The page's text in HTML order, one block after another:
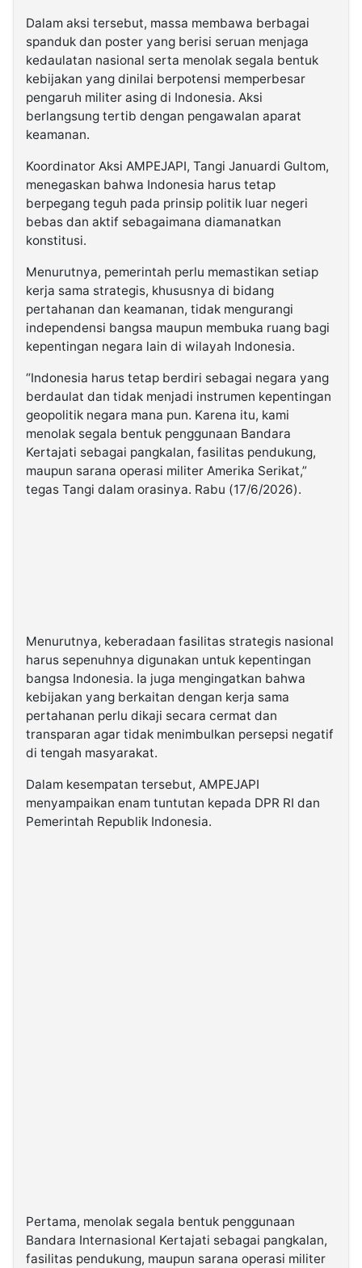
Dalam aksi tersebut, massa membawa berbagai
spanduk dan poster yang berisi seruan menjaga
kedaulatan nasional serta menolak segala bentuk
kebijakan yang dinilai berpotensi memperbesar
pengaruh militer asing di Indonesia. Aksi
berlangsung tertib dengan pengawalan aparat
keamanan.
Koordinator Aksi AMPEJAPI, Tangi Januardi Gultom,
menegaskan bahwa Indonesia harus tetap
berpegang teguh pada prinsip politik luar negeri
bebas dan aktif sebagaimana diamanatkan
konstitusi.
Menurutnya, pemerintah perlu memastikan setiap
kerja sama strategis, khususnya di bidang
pertahanan dan keamanan, tidak mengurangi
independensi bangsa maupun membuka ruang bagi
kepentingan negara lain di wilayah Indonesia.
“Indonesia harus tetap berdiri sebagai negara yang
berdaulat dan tidak menjadi instrumen kepentingan
geopolitik negara mana pun. Karena itu, kami
menolak segala bentuk penggunaan Bandara
Kertajati sebagai pangkalan, fasilitas pendukung,
maupun sarana operasi militer Amerika Serikat,”
tegas Tangi dalam orasinya. Rabu (17/6/2026).
Menurutnya, keberadaan fasilitas strategis nasional
harus sepenuhnya digunakan untuk kepentingan
bangsa Indonesia. Ia juga mengingatkan bahwa
kebijakan yang berkaitan dengan kerja sama
pertahanan perlu dikaji secara cermat dan
transparan agar tidak menimbulkan persepsi negatif
di tengah masyarakat.
Dalam kesempatan tersebut, AMPEJAPI
menyampaikan enam tuntutan kepada DPR RI dan
Pemerintah Republik Indonesia.
Pertama, menolak segala bentuk penggunaan
Bandara Internasional Kertajati sebagai pangkalan,
fasilitas pendukung, maupun sarana operasi militer